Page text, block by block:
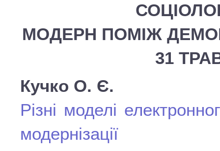
МОДЕРН ПОМІЖ
31
Кучко О. Є.
Різні моделі
модернізації